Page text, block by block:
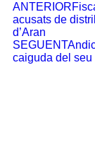
ANTERIOR
acusats de
d’Aran
SEGUENT
caiguda del seu